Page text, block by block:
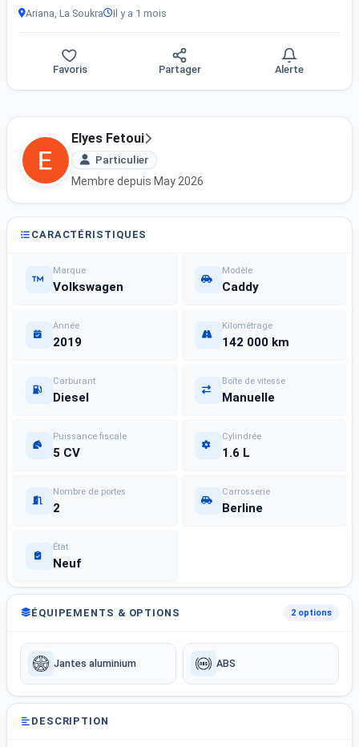
Ariana, La Soukra Il y a 1 mois
Favoris Partager Alerte
Elyes Fetoui
Particulier
Membre depuis May 2026
CARACTÉRISTIQUES
Marque
Volkswagen
Modèle
Caddy
Année
2019
Kilométrage
142 000 km
Carburant
Diesel
Boîte de vitesse
Manuelle
Puissance fiscale
5 CV
Cylindrée
1.6 L
Nombre de portes
2
Carrosserie
Berline
État
Neuf
ÉQUIPEMENTS & OPTIONS 2 options
Jantes aluminium ABS
DESCRIPTION